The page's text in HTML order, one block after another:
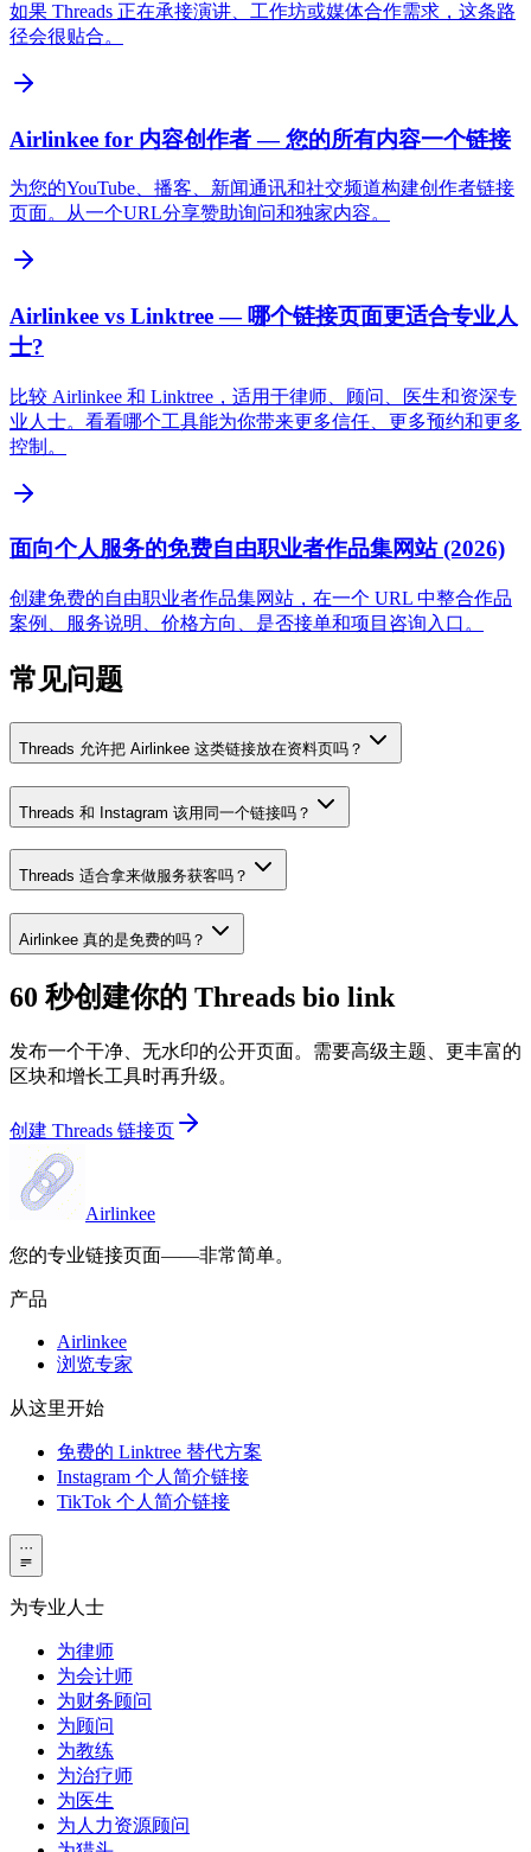
如果 Threads 正在承接演讲、工作坊或媒体合作需求，这条路
径会很贴合。
Airlinkee for 内容创作者 — 您的所有内容一个链接
为您的YouTube、播客、新闻通讯和社交频道构建创作者链接
页面。从一个URL分享赞助询问和独家内容。
Airlinkee vs Linktree — 哪个链接页面更适合专业人
士?
比较 Airlinkee 和 Linktree，适用于律师、顾问、医生和资深专
业人士。看看哪个工具能为你带来更多信任、更多预约和更多
控制。
面向个人服务的免费自由职业者作品集网站 (2026)
创建免费的自由职业者作品集网站，在一个 URL 中整合作品
案例、服务说明、价格方向、是否接单和项目咨询入口。
常见问题
Threads 允许把 Airlinkee 这类链接放在资料页吗？
Threads 和 Instagram 该用同一个链接吗？
Threads 适合拿来做服务获客吗？
Airlinkee 真的是免费的吗？
60 秒创建你的 Threads bio link
发布一个干净、无水印的公开页面。需要高级主题、更丰富的
区块和增长工具时再升级。
创建 Threads 链接页
Airlinkee
您的专业链接页面——非常简单。
产品
Airlinkee
浏览专家
从这里开始
免费的 Linktree 替代方案
Instagram 个人简介链接
TikTok 个人简介链接
···
为专业人士
为律师
为会计师
为财务顾问
为顾问
为教练
为治疗师
为医生
为人力资源顾问